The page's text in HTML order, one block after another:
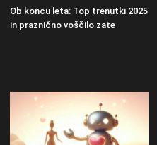
Ob koncu leta: Top trenutki 2025
in praznično voščilo zate